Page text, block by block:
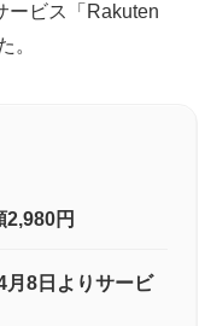
ービス「Rakuten
。
円
月8日よりサービ